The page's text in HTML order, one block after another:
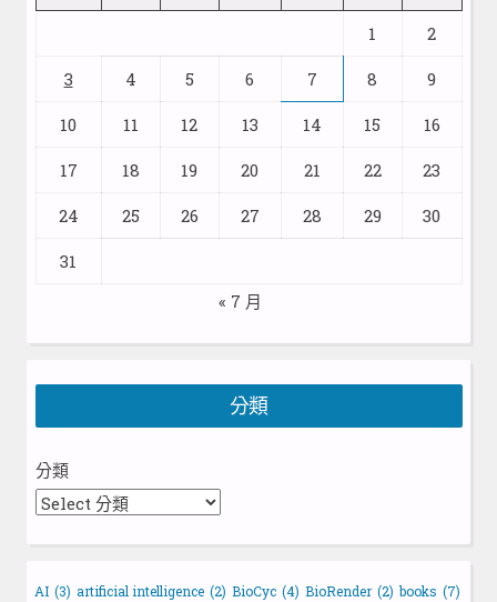
1 2
3 4 5 6 7 8 9
10 11 12 13 14 15 16
17 18 19 20 21 22 23
24 25 26 27 28 29 30
31
« 7 月
分類
分類
AI (3) artificial intelligence (2) BioCyc (4) BioRender (2) books (7)